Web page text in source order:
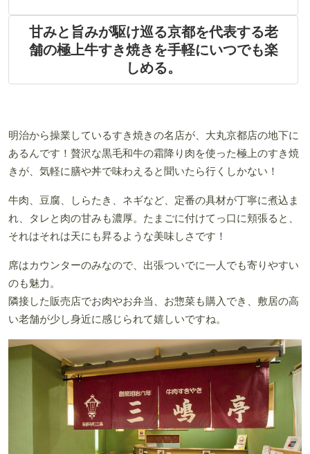
甘みと旨みが駆け巡る京都を代表する老
舗の極上牛すき焼きを手軽にいつでも楽
しめる。
明治から操業しているすき焼きの名店が、大丸京都店の地下に
あるんです！贅沢な黒毛和牛の霜降り肉を使った極上のすき焼
きが、気軽に膳や丼で味わえると聞いたら行くしかない！
牛肉、豆腐、しらたき、ネギなど、定番の具材が丁寧に煮込ま
れ、タレと肉の甘みも濃厚。たまごに付けてっ口に頬張ると、
それはそれは天にも昇るような美味しさです！
席はカウンターのみなので、出張ついでに一人でも寄りやすい
のも魅力。
隣接した販売店でお肉やお弁当、お惣菜も購入でき、敷居の高
い老舗が少し身近に感じられて嬉しいですね。